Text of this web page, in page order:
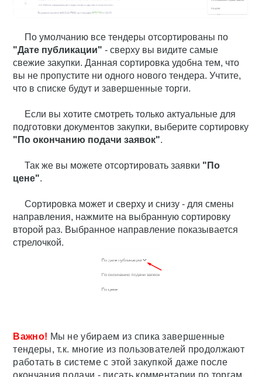
По умолчанию все тендеры отсортированы по
"Дате публикации" - сверху вы видите самые
свежие закупки. Данная сортировка удобна тем, что
вы не пропустите ни одного нового тендера. Учтите,
что в списке будут и завершенные торги.
Если вы хотите смотреть только актуальные для
подготовки документов закупки, выберите сортировку
"По окончанию подачи заявок".
Так же вы можете отсортировать заявки "По
цене".
Сортировка может и сверху и снизу - для смены
направления, нажмите на выбранную сортировку
второй раз. Выбранное направление показывается
стрелочкой.
Важно! Мы не убираем из спика завершенные
тендеры, т.к. многие из пользователей продолжают
работать в системе с этой закупкой даже после